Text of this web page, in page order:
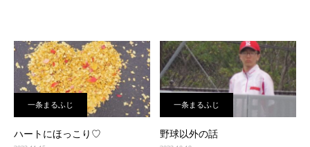
一条まるふじ
ハートにほっこり♡
一条まるふじ
野球以外の話